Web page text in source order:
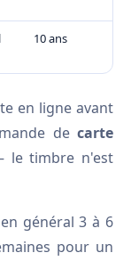
10 ans
en ligne avant
de carte
timbre n'est
général 3 à 6
pour un